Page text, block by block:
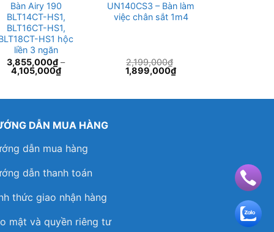
Bàn Airy 190
BLT14CT-HS1,
BLT16CT-HS1,
HS1 hộc
liền 3 ngăn
3,855,000₫ –
4,105,000₫
UN140CS3 – Bàn làm
việc chân sắt 1m4
2,199,000₫
Giá
gốc
1,899,000₫Giá
DẪN MUA HÀNG
dẫn mua hàng
dẫn thanh toán
thức giao nhận hàng
mật và quyền riêng tư